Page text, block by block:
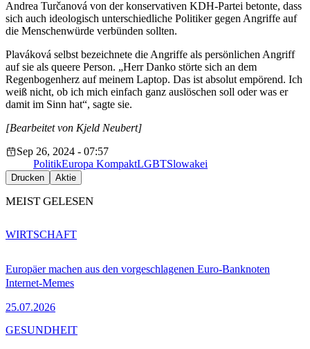
Andrea Turčanová von der konservativen KDH-Partei betonte, dass
sich auch ideologisch unterschiedliche Politiker gegen Angriffe auf
die Menschenwürde verbünden sollten.
Plaváková selbst bezeichnete die Angriffe als persönlichen Angriff
auf sie als queere Person. „Herr Danko störte sich an dem
Regenbogenherz auf meinem Laptop. Das ist absolut empörend. Ich
weiß nicht, ob ich mich einfach ganz auslöschen soll oder was er
damit im Sinn hat“, sagte sie.
[Bearbeitet von Kjeld Neubert]
Sep 26, 2024 - 07:57
PolitikEuropa KompaktLGBTSlowakei
Drucken Aktie
MEIST GELESEN
Europäer machen aus den vorgeschlagenen Euro-Banknoten
Internet-Memes
25.07.2026
WIRTSCHAFT
GESUNDHEIT